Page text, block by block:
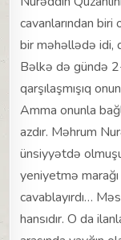
cavanlarından biri
bir məhəllədə idi,
Bəlkə də gündə
qarşılaşmışıq
Amma onunla
azdır. Məhrum
ünsiyyətdə
yeniyetmə
cavablayırdı…
hansıdır. O da